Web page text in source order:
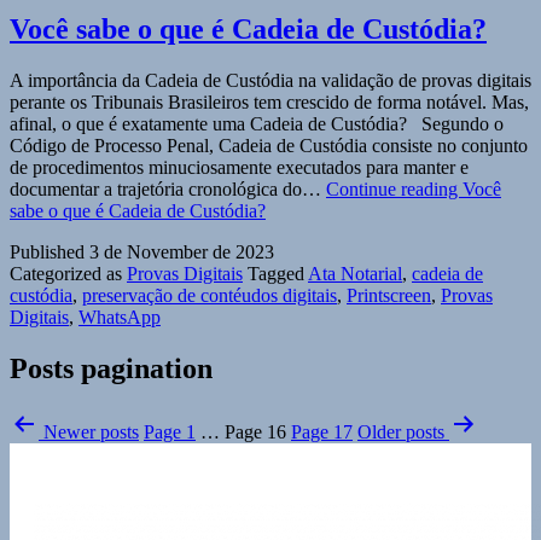
Você sabe o que é Cadeia de Custódia?
A importância da Cadeia de Custódia na validação de provas digitais
perante os Tribunais Brasileiros tem crescido de forma notável. Mas,
afinal, o que é exatamente uma Cadeia de Custódia? Segundo o
Código de Processo Penal, Cadeia de Custódia consiste no conjunto
de procedimentos minuciosamente executados para manter e
documentar a trajetória cronológica do… Continue reading Você
sabe o que é Cadeia de Custódia?
Published 3 de November de 2023
Categorized as Provas Digitais Tagged Ata Notarial, cadeia de
custódia, preservação de contéudos digitais, Printscreen, Provas
Digitais, WhatsApp
Posts pagination
Newerposts Page 1 … Page 16 Page 17 Olderposts